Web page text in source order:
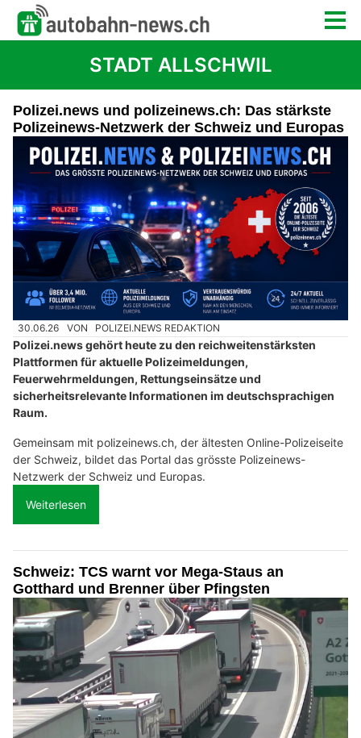
STADT ALLSCHWIL
Polizei.news und polizeinews.ch: Das stärkste
Polizeinews-Netzwerk der Schweiz und Europas
30.06.26 VON POLIZEI.NEWS REDAKTION
Polizei.news gehört heute zu den reichweitenstärksten
Plattformen für aktuelle Polizeimeldungen,
Feuerwehrmeldungen, Rettungseinsätze und
sicherheitsrelevante Informationen im deutschsprachigen
Raum.
Gemeinsam mit polizeinews.ch, der ältesten Online-Polizeiseite
der Schweiz, bildet das Portal das grösste Polizeinews-
Netzwerk der Schweiz und Europas.
Weiterlesen
Schweiz: TCS warnt vor Mega-Staus an
Gotthard und Brenner über Pfingsten